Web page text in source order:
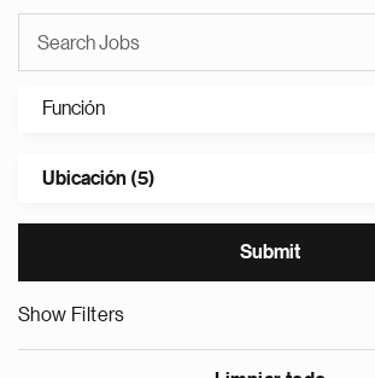
Función
Ubicación (5)
Show Filters